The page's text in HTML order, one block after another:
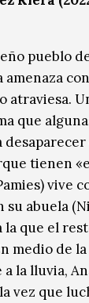
pueblo
atraviesa.
que
tienen
vive
su abuela
la que el
medio de
la lluvia,
vez que